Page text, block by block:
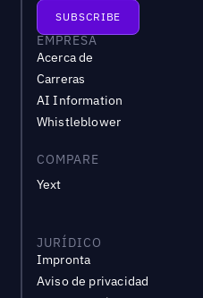
EMPRESA
Acerca de
Carreras
AI Information
Whistleblower
COMPARE
Yext
JURÍDICO
Impronta
Aviso de privacidad